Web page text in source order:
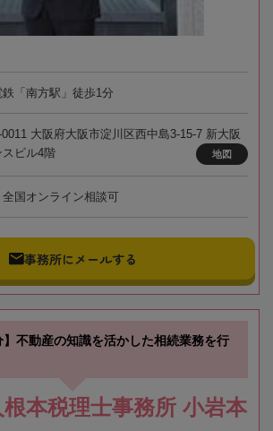
鉄「南方駅」徒歩1分
0011 大阪府大阪市淀川区西中島3-15-7 新大阪
スビル4階
地図
全国オンライン相談可
事務所にメールする
】不動産の知識を活かした相続業務を行
本税理士事務所 小岩本